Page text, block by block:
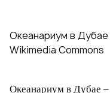
Океанариум в
Wikimedia Commons
Океанариум в Дубае –